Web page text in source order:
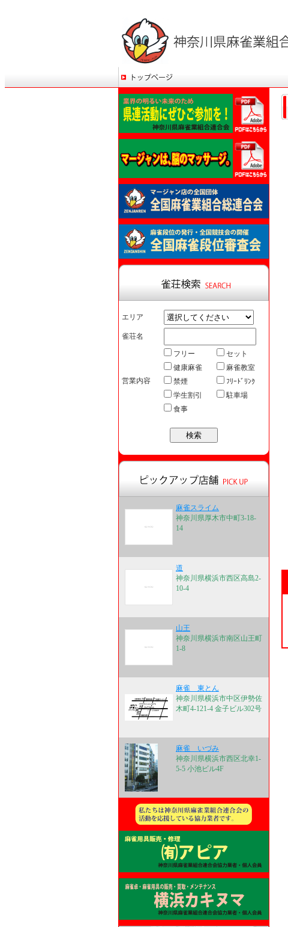
エリア
雀荘名
営業内容
フリー
セット
健康麻雀
麻雀教室
禁煙
ﾌﾘｰﾄﾞﾘﾝｸ
学生割引
駐車場
食事
麻雀スライム
神奈川県厚木市中町3-18-
14
道
神奈川県横浜市西区高島2-
10-4
山王
神奈川県横浜市南区山王町
1-8
麻雀 東とん
神奈川県横浜市中区伊勢佐
木町4-121-4 金子ビル302号
麻雀 いづみ
神奈川県横浜市西区北幸1-
5-5 小池ビル4F